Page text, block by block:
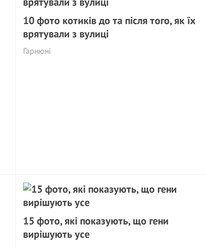
10 фото котиків до та після того, як їх
врятували з вулиці
Гарнюні
15 фото, які показують, що гени
вирішують усе